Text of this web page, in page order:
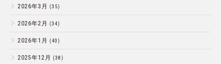
2026年3月 (35)
2026年2月 (34)
2026年1月 (40)
2025年12月 (38)